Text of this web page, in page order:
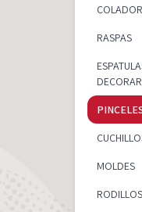
RASPAS
DECORAR
MOLDES
RODILLOS